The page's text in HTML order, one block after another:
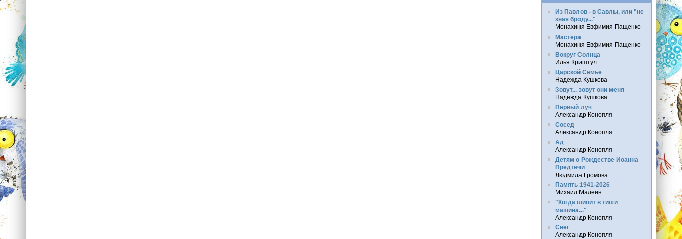
Из Павлов - в Савлы, или "не
зная броду..."
Монахиня Евфимия Пащенко
Мастера
Монахиня Евфимия Пащенко
Вокруг Солнца
Илья Криштул
Царской Семье
Надежда Кушкова
Зовут... зовут они меня
Надежда Кушкова
Первый луч
Александр Конопля
Сосед
Александр Конопля
Ад
Александр Конопля
Детям о Рождестве Иоанна
Предтечи
Людмила Громова
Память 1941-2026
Михаил Малеин
"Когда шипит в тиши
машина..."
Александр Конопля
Снег
Александр Конопля